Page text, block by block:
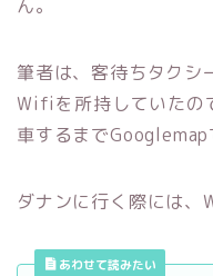
ん。
筆者は、客待ちタクシ
Wifiを所持していたの
車するまでGooglemap
ダナンに行く際には、
あわせて読みたい